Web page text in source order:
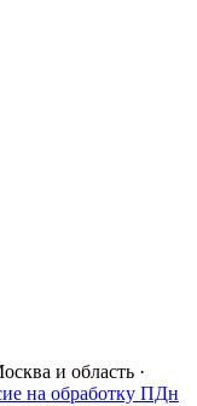
и область ·
на обработку ПДн